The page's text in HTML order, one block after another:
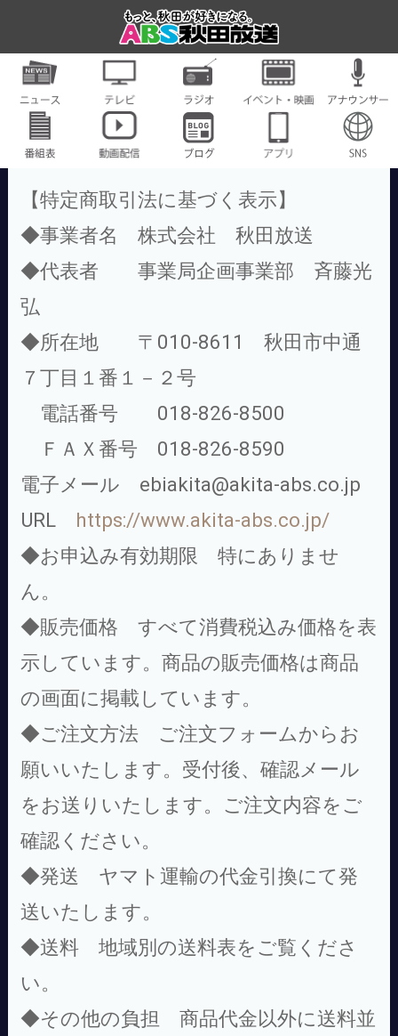
【特定商取引法に基づく表示】
◆事業者名 株式会社 秋田放送
◆代表者 事業局企画事業部 斉藤光
弘
◆所在地 〒010-8611 秋田市中通
７丁目１番１－２号
電話番号 018-826-8500
ＦＡＸ番号 018-826-8590
電子メール ebiakita@akita-abs.co.jp
URL https://www.akita-abs.co.jp/
◆お申込み有効期限 特にありませ
ん。
◆販売価格 すべて消費税込み価格を表
示しています。商品の販売価格は商品
の画面に掲載しています。
◆ご注文方法 ご注文フォームからお
願いいたします。受付後、確認メール
をお送りいたします。ご注文内容をご
確認ください。
◆発送 ヤマト運輸の代金引換にて発
送いたします。
◆送料 地域別の送料表をご覧くださ
い。
◆その他の負担 商品代金以外に送料並